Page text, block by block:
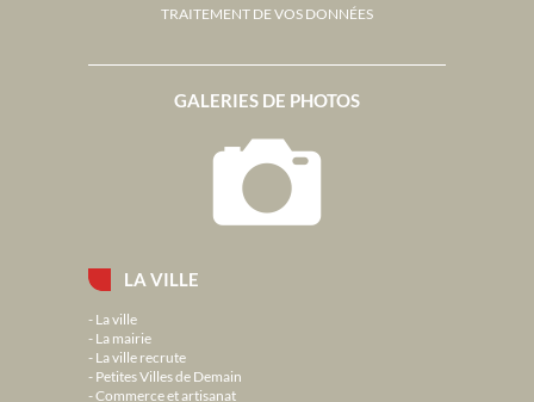
LA VILLE
La ville
La mairie
La ville recrute
Petites Villes de Demain
Commerce et artisanat
GALERIES DE PHOTOS
TRAITEMENT DE VOS DONNÉES